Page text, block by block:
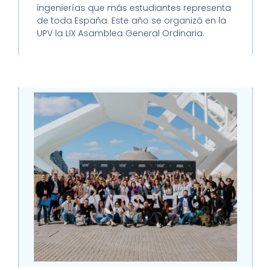
ingenierías que más estudiantes representa
de toda España. Este año se organizó en la
UPV la LIX Asamblea General Ordinaria.